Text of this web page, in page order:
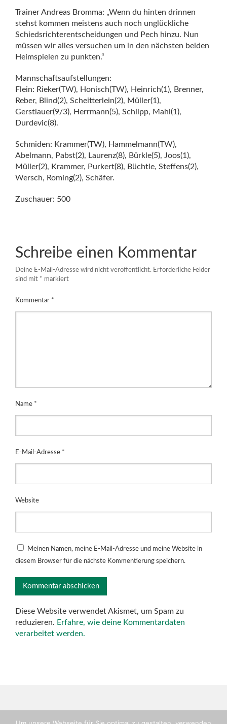
Trainer Andreas Bromma: „Wenn du hinten drinnen
stehst kommen meistens auch noch unglückliche
Schiedsrichterentscheidungen und Pech hinzu. Nun
müssen wir alles versuchen um in den nächsten beiden
Heimspielen zu punkten.“
Mannschaftsaufstellungen:
Flein: Rieker(TW), Honisch(TW), Heinrich(1), Brenner,
Reber, Blind(2), Scheitterlein(2), Müller(1),
Gerstlauer(9/3), Herrmann(5), Schilpp, Mahl(1),
Durdevic(8).
Schmiden: Krammer(TW), Hammelmann(TW),
Abelmann, Pabst(2), Laurenz(8), Bürkle(5), Joos(1),
Müller(2), Krammer, Purkert(8), Büchtle, Steffens(2),
Wersch, Roming(2), Schäfer.
Zuschauer: 500
Schreibe einen Kommentar
Deine E-Mail-Adresse wird nicht veröffentlicht. Erforderliche Felder
sind mit * markiert
Kommentar *
Name *
E-Mail-Adresse *
Website
Meinen Namen, meine E-Mail-Adresse und meine Website in
diesem Browser für die nächste Kommentierung speichern.
Diese Website verwendet Akismet, um Spam zu
reduzieren. Erfahre, wie deine Kommentardaten
verarbeitet werden.